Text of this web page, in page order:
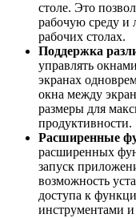
столе. Это
рабочую среду и
рабочих столах.
Поддержка
управлять
экранах
окна между
размеры для
продуктивности.
Расширенные
расширенных
запуск
возможность
доступа к
инструментами